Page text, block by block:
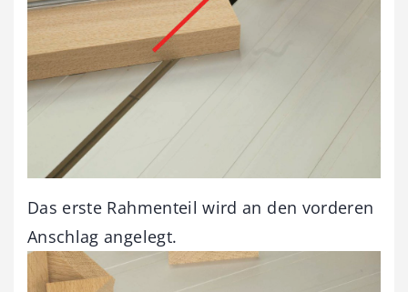
Das erste Rahmenteil wird an den vorderen
Anschlag angelegt.